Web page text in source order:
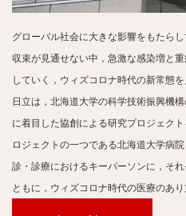
グローバル社会に大きな影響をもたら
収束が見通せない中，急激な感染増と
していく，ウィズコロナ時代の新常態
日立は，北海道大学の科学技術振興機
に着目した協創による研究プロジェク
ロジェクトの一つである北海道大学病
診・診療におけるキーパーソンに，そ
ともに，ウィズコロナ時代の医療のあり